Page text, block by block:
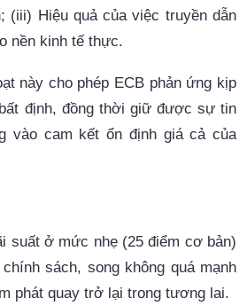
(iii) Hiệu quả của việc truyền dẫn
nền kinh tế thực.
này cho phép ECB phản ứng kịp
định, đồng thời giữ được sự tin
vào cam kết ổn định giá cả của
suất ở mức nhẹ (25 điểm cơ bản)
sách, song không quá mạnh
phát quay trở lại trong tương lai.